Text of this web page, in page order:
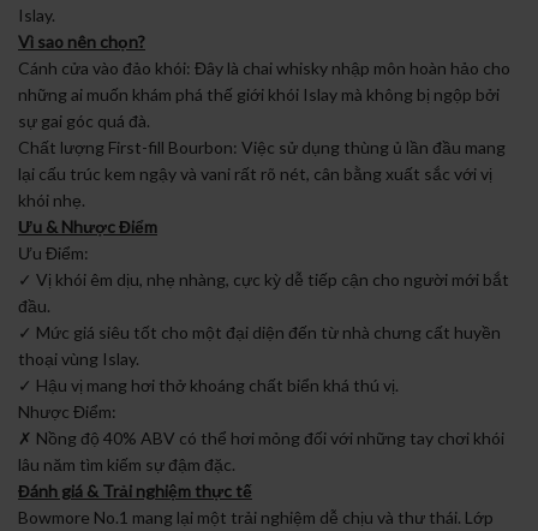
Islay.
Vì sao nên chọn?
Cánh cửa vào đảo khói: Đây là chai whisky nhập môn hoàn hảo cho
những ai muốn khám phá thế giới khói Islay mà không bị ngộp bởi
sự gai góc quá đà.
Chất lượng First-fill Bourbon: Việc sử dụng thùng ủ lần đầu mang
lại cấu trúc kem ngậy và vani rất rõ nét, cân bằng xuất sắc với vị
khói nhẹ.
Ưu & Nhược Điểm
Ưu Điểm:
✓ Vị khói êm dịu, nhẹ nhàng, cực kỳ dễ tiếp cận cho người mới bắt
đầu.
✓ Mức giá siêu tốt cho một đại diện đến từ nhà chưng cất huyền
thoại vùng Islay.
✓ Hậu vị mang hơi thở khoáng chất biển khá thú vị.
Nhược Điểm:
✗ Nồng độ 40% ABV có thể hơi mỏng đối với những tay chơi khói
lâu năm tìm kiếm sự đậm đặc.
Đánh giá & Trải nghiệm thực tế
Bowmore No.1 mang lại một trải nghiệm dễ chịu và thư thái. Lớp